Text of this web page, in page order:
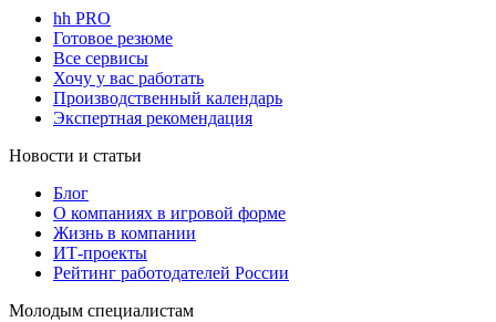
hh PRO
Готовое резюме
Все сервисы
Хочу у вас работать
Производственный календарь
Экспертная рекомендация
Новости и статьи
Блог
О компаниях в игровой форме
Жизнь в компании
ИТ-проекты
Рейтинг работодателей России
Молодым специалистам